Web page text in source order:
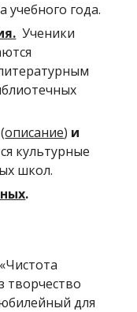
учебного года.
Ученики
(описание) и
культурные
школ.
.
творчество
для